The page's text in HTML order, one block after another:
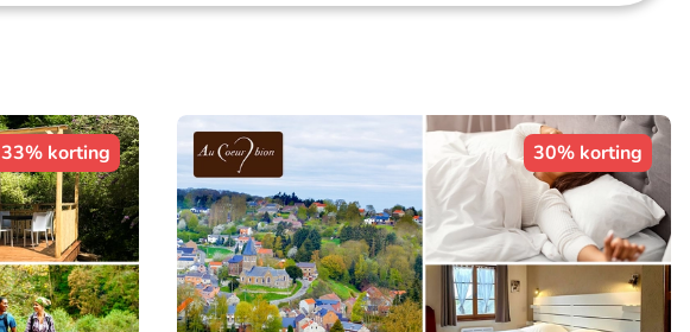
33% korting 30% korting